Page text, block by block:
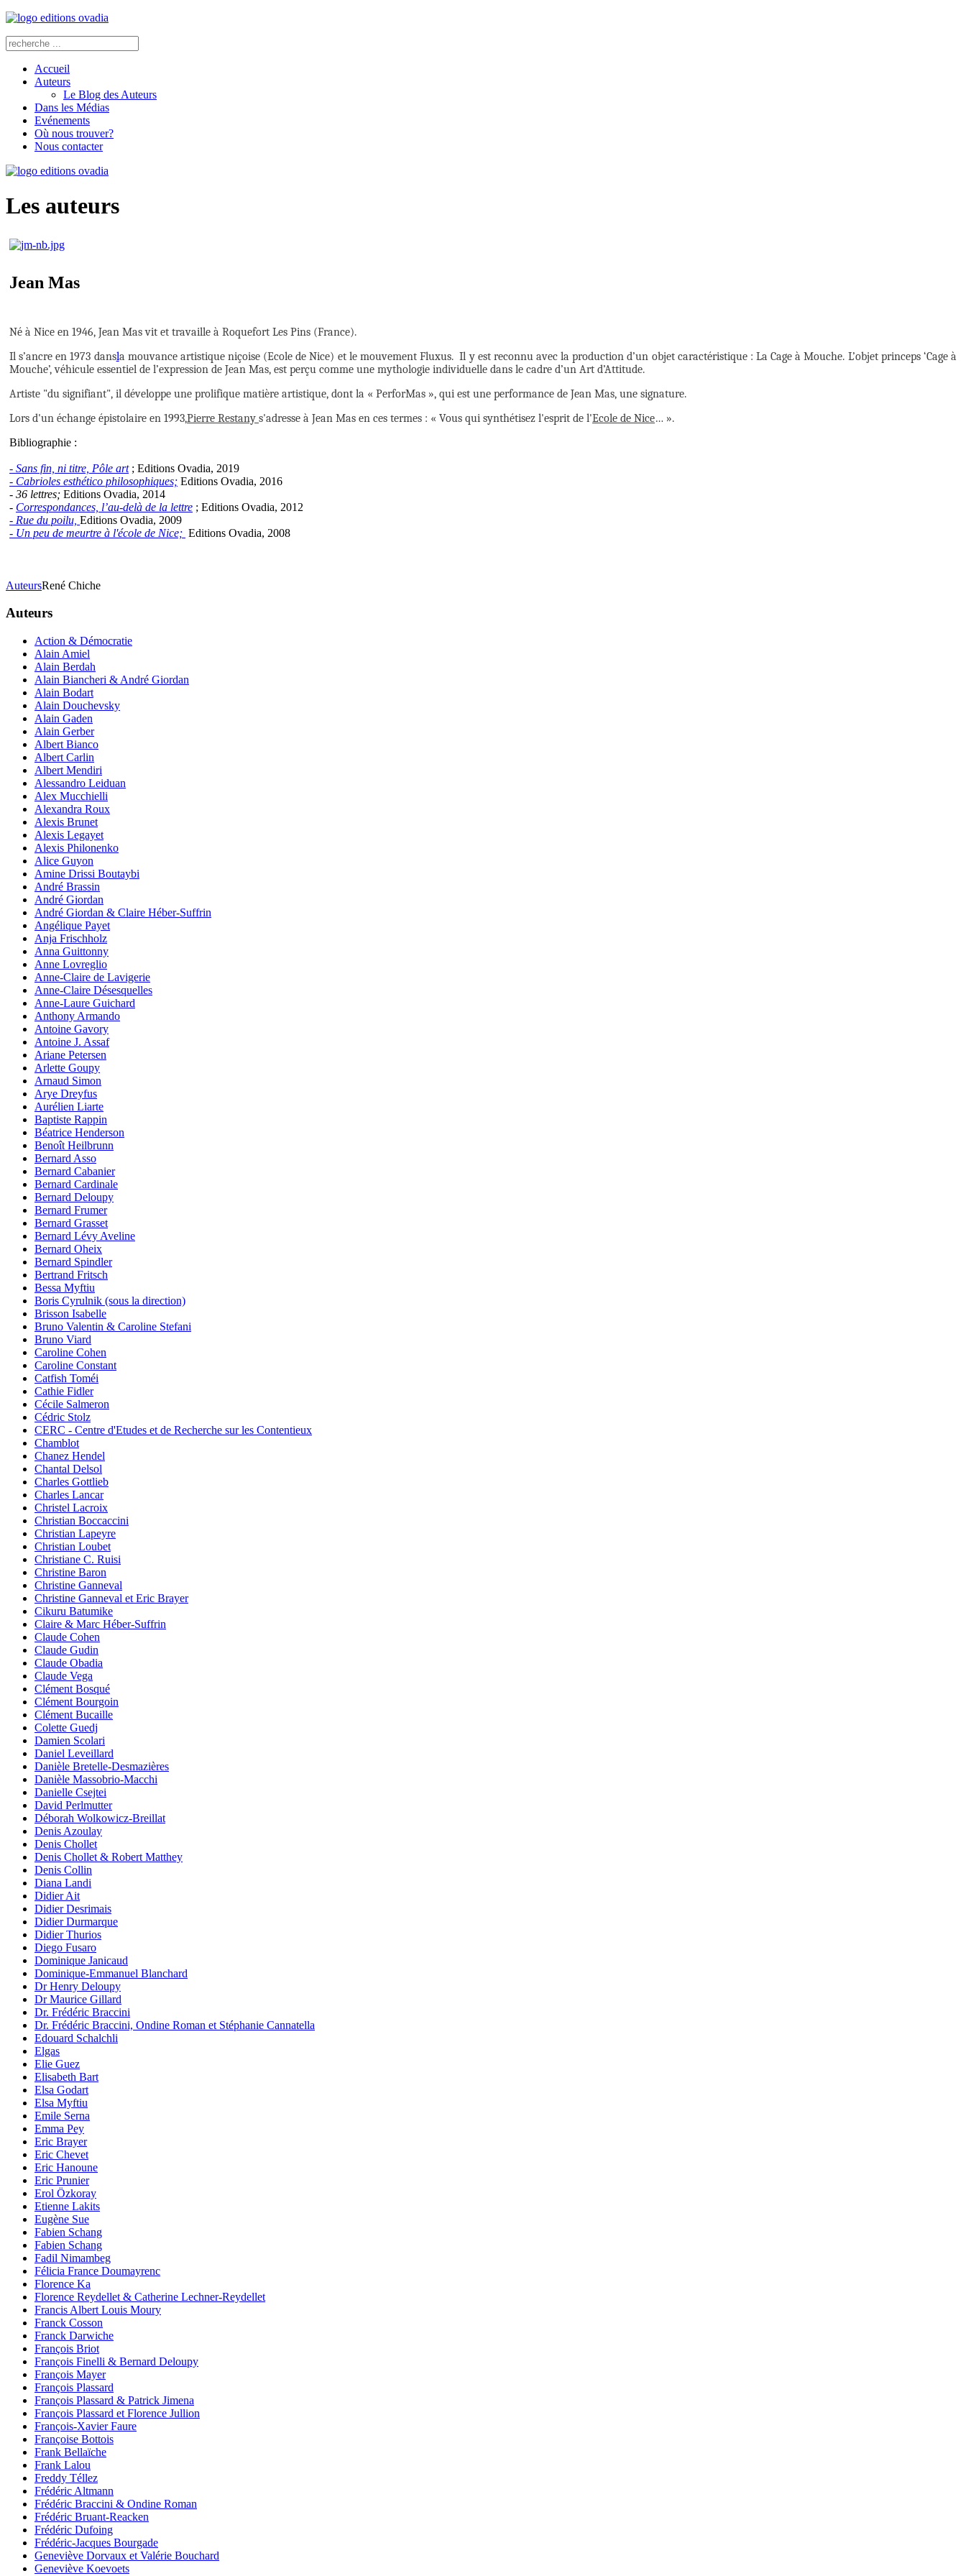
Accueil
Auteurs
Le Blog des Auteurs
Dans les Médias
Evénements
Où nous trouver?
Nous contacter
Les auteurs
Jean Mas
Né à Nice en 1946, Jean Mas vit et travaille à Roquefort Les Pins (France).
Il s’ancre en 1973 dansla mouvance artistique niçoise (Ecole de Nice) et le mouvement Fluxus. Il y est reconnu avec la production d’un objet caractéristique : La Cage à Mouche. L’objet princeps ‘Cage à
Mouche’, véhicule essentiel de l’expression de Jean Mas, est perçu comme une mythologie individuelle dans le cadre d’un Art d’Attitude.
Artiste "du signifiant", il développe une prolifique matière artistique, dont la « PerforMas », qui est une performance de Jean Mas, une signature.
Lors d'un échange épistolaire en 1993,Pierre Restany s'adresse à Jean Mas en ces termes : « Vous qui synthétisez l'esprit de l'Ecole de Nice… ».
Bibliographie :
- Sans fin, ni titre, Pôle art; Editions Ovadia, 2019
- Cabrioles esthético philosophiques; Editions Ovadia, 2016
- 36 lettres; Editions Ovadia, 2014
- Correspondances, l’au-delà de la lettre ; Editions Ovadia, 2012
- Rue du poilu, Editions Ovadia, 2009
- Un peu de meurtre à l'école de Nice; Editions Ovadia, 2008
AuteursRené Chiche
Auteurs
Action & Démocratie
Alain Amiel
Alain Berdah
Alain Biancheri & André Giordan
Alain Bodart
Alain Douchevsky
Alain Gaden
Alain Gerber
Albert Bianco
Albert Carlin
Albert Mendiri
Alessandro Leiduan
Alex Mucchielli
Alexandra Roux
Alexis Brunet
Alexis Legayet
Alexis Philonenko
Alice Guyon
Amine Drissi Boutaybi
André Brassin
André Giordan
André Giordan & Claire Héber-Suffrin
Angélique Payet
Anja Frischholz
Anna Guittonny
Anne Lovreglio
Anne-Claire de Lavigerie
Anne-Claire Désesquelles
Anne-Laure Guichard
Anthony Armando
Antoine Gavory
Antoine J. Assaf
Ariane Petersen
Arlette Goupy
Arnaud Simon
Arye Dreyfus
Aurélien Liarte
Baptiste Rappin
Béatrice Henderson
Benoît Heilbrunn
Bernard Asso
Bernard Cabanier
Bernard Cardinale
Bernard Deloupy
Bernard Frumer
Bernard Grasset
Bernard Lévy Aveline
Bernard Oheix
Bernard Spindler
Bertrand Fritsch
Bessa Myftiu
Boris Cyrulnik (sous la direction)
Brisson Isabelle
Bruno Valentin & Caroline Stefani
Bruno Viard
Caroline Cohen
Caroline Constant
Catfish Toméi
Cathie Fidler
Cécile Salmeron
Cédric Stolz
CERC - Centre d'Etudes et de Recherche sur les Contentieux
Chamblot
Chanez Hendel
Chantal Delsol
Charles Gottlieb
Charles Lancar
Christel Lacroix
Christian Boccaccini
Christian Lapeyre
Christian Loubet
Christiane C. Ruisi
Christine Baron
Christine Ganneval
Christine Ganneval et Eric Brayer
Cikuru Batumike
Claire & Marc Héber-Suffrin
Claude Cohen
Claude Gudin
Claude Obadia
Claude Vega
Clément Bosqué
Clément Bourgoin
Clément Bucaille
Colette Guedj
Damien Scolari
Daniel Leveillard
Danièle Bretelle-Desmazières
Danièle Massobrio-Macchi
Danielle Csejtei
David Perlmutter
Déborah Wolkowicz-Breillat
Denis Azoulay
Denis Chollet
Denis Chollet & Robert Matthey
Denis Collin
Diana Landi
Didier Ait
Didier Desrimais
Didier Durmarque
Didier Thurios
Diego Fusaro
Dominique Janicaud
Dominique-Emmanuel Blanchard
Dr Henry Deloupy
Dr Maurice Gillard
Dr. Frédéric Braccini
Dr. Frédéric Braccini, Ondine Roman et Stéphanie Cannatella
Edouard Schalchli
Elgas
Elie Guez
Elisabeth Bart
Elsa Godart
Elsa Myftiu
Emile Serna
Emma Pey
Eric Brayer
Eric Chevet
Eric Hanoune
Eric Prunier
Erol Özkoray
Etienne Lakits
Eugène Sue
Fabien Schang
Fabien Schang
Fadil Nimambeg
Félicia France Doumayrenc
Florence Ka
Florence Reydellet & Catherine Lechner-Reydellet
Francis Albert Louis Moury
Franck Cosson
Franck Darwiche
François Briot
François Finelli & Bernard Deloupy
François Mayer
François Plassard
François Plassard & Patrick Jimena
François Plassard et Florence Jullion
François-Xavier Faure
Françoise Bottois
Frank Bellaïche
Frank Lalou
Freddy Téllez
Frédéric Altmann
Frédéric Braccini & Ondine Roman
Frédéric Bruant-Reacken
Frédéric Dufoing
Frédéric-Jacques Bourgade
Geneviève Dorvaux et Valérie Bouchard
Geneviève Koevoets